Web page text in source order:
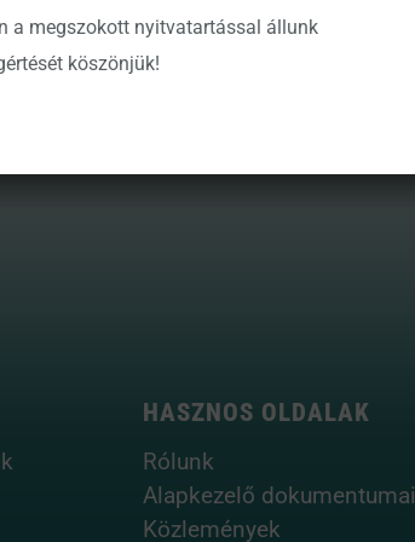
a megszokott nyitvatartással állunk
köszönjük!
HASZNOS OLDALAK
Rólunk
Alapkezelő dokumentumai
Közlemények